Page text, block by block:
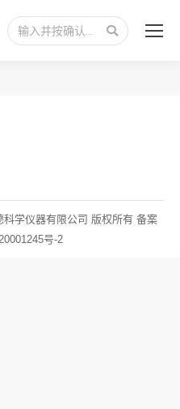
搜
索：
学仪器有限公司 版权所有 备案
号-2